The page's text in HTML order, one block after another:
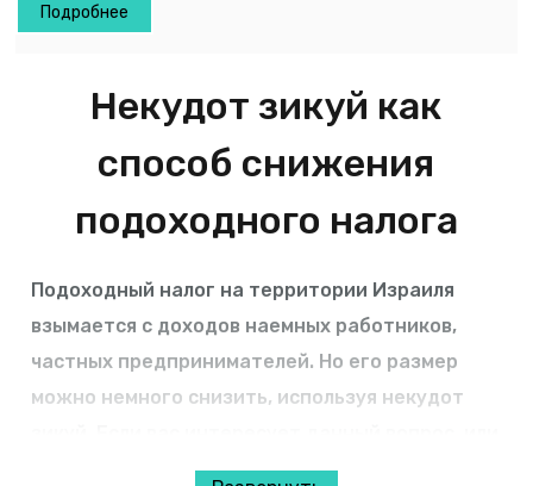
Подробнее
Некудот зикуй как
способ снижения
подоходного налога
Подоходный налог на территории Израиля
взымается с доходов наемных работников,
частных предпринимателей. Но его размер
можно немного снизить, используя некудот
вам нужны услуги профессионалов для